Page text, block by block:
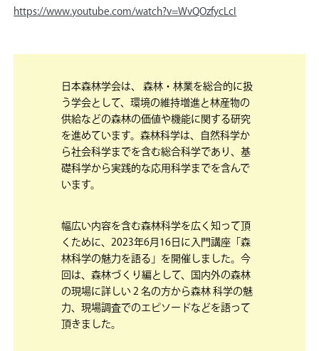
https://www.youtube.com/watch?v=WvQOzfycLcI
日本森林学会は、 森林・林業を総合的に扱
う学会として、環境の維持増進と林産物の
供給などの森林の価値や機能に関する研究
を進めています。森林科学は、自然科学か
ら社会科学までを含む総合科学であり、基
礎科学から実践的な応用科学までを含んで
います。
幅広い内容を含む森林科学を広く知って頂
くために、2023年6月16日に入門講座「森
林科学の魅力を語る」を開催しました。今
回は、森林づくり編として、国内外の森林
の現場に詳しい 2 名の方から森林 科学の魅
力、現場調査でのエピソードなどを語って
頂きました。